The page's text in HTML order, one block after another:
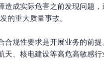
造成实际危害之前发现问题，
的重大质量事故。
合规性要求是开展业务的前提
天、核电建设等高危高敏感行